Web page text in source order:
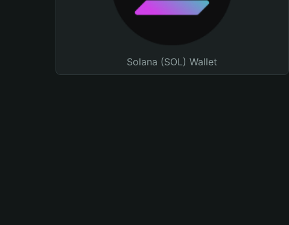
Solana (SOL) Wallet